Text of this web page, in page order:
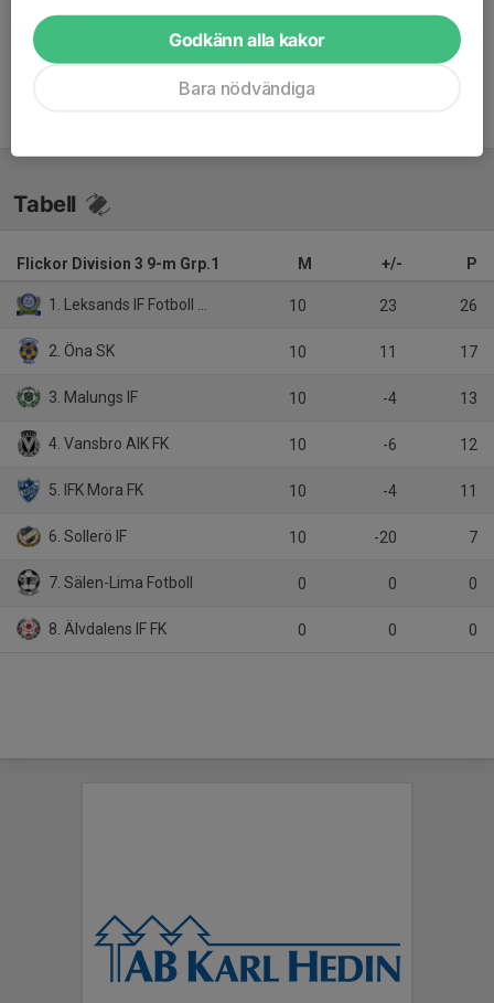
Inget referat skrivet
Tabell
Flickor Division 3 9-m Grp.1 M +/- P
1. Leksands IF Fotboll Blå 10 23 26
2. Öna SK 10 11 17
3. Malungs IF 10 -4 13
4. Vansbro AIK FK 10 -6 12
5. IFK Mora FK 10 -4 11
6. Sollerö IF 10 -20 7
7. Sälen-Lima Fotboll 0 0 0
8. Älvdalens IF FK 0 0 0
Godkänn alla kakor
Bara nödvändiga